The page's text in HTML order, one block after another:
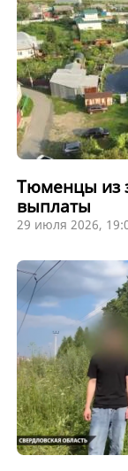
Тюменцы из
выплаты
29 июля 2026,